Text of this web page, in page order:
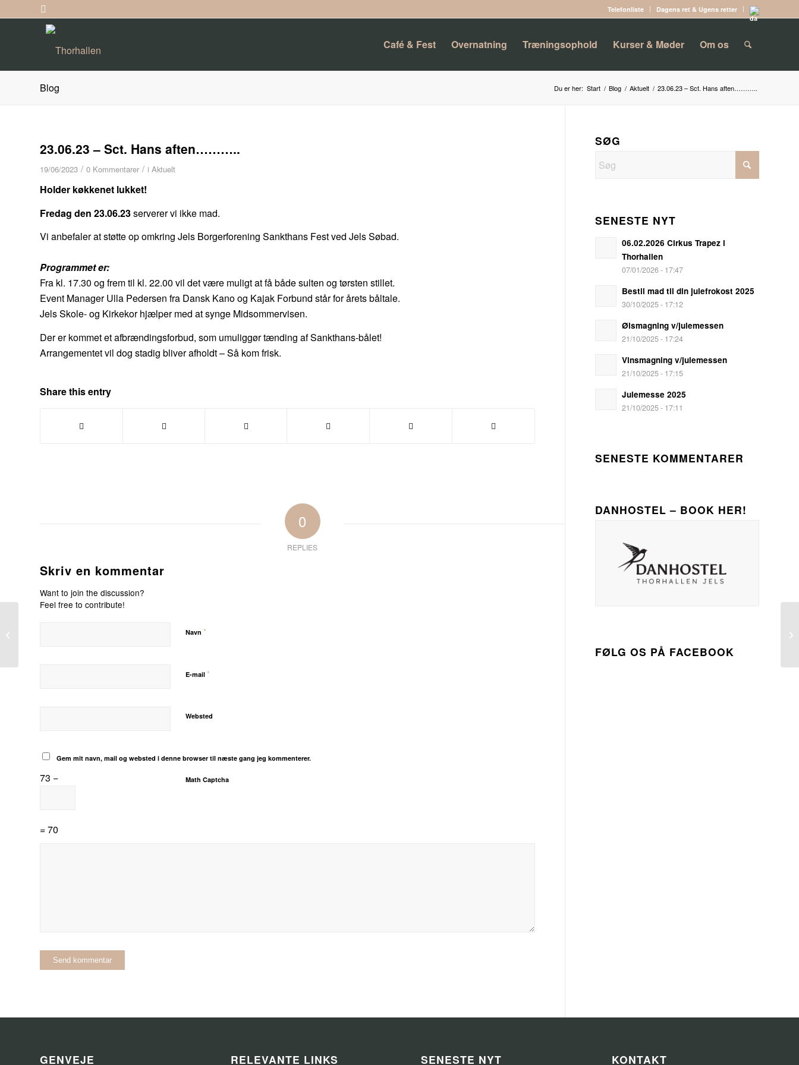
Telefonliste Dagens ret & Ugens retter
Café & Fest Overnatning Træningsophold Kurser & Møder Om os
Blog Du er her: Start / Blog / Aktuelt / 23.06.23 – Sct. Hans aften………..
23.06.23 – Sct. Hans aften………..
19/06/2023 / 0 Kommentarer / i Aktuelt
Holder køkkenet lukket!
Fredag den 23.06.23serverer vi ikke mad.
Vi anbefaler at støtte op omkring Jels Borgerforening Sankthans Fest ved Jels Søbad.
Programmet er:
Fra kl. 17.30 og frem til kl. 22.00 vil det være muligt at få både sulten og tørsten stillet.
Event Manager Ulla Pedersen fra Dansk Kano og Kajak Forbund står for årets båltale.
Jels Skole- og Kirkekor hjælper med at synge Midsommervisen.
Der er kommet et afbrændingsforbud, som umuliggør tænding af Sankthans-bålet!
Arrangementet vil dog stadig bliver afholdt – Så kom frisk.
Share this entry
0
REPLIES
Skriv en kommentar
Want to join the discussion?
Feel free to contribute!
Navn *
E-mail *
Websted
Gem mit navn, mail og websted i denne browser til næste gang jeg kommenterer.
Math Captcha
73 −
= 70
SØG
SENESTE NYT
06.02.2026 Cirkus Trapez i
Thorhallen
07/01/2026 - 17:47
Bestil mad til din julefrokost 2025
30/10/2025 - 17:12
Ølsmagning v/julemessen
21/10/2025 - 17:24
Vinsmagning v/julemessen
21/10/2025 - 17:15
Julemesse 2025
21/10/2025 - 17:11
SENESTE KOMMENTARER
DANHOSTEL – BOOK HER!
FØLG OS PÅ FACEBOOK
GENVEJE RELEVANTE LINKS SENESTE NYT KONTAKT